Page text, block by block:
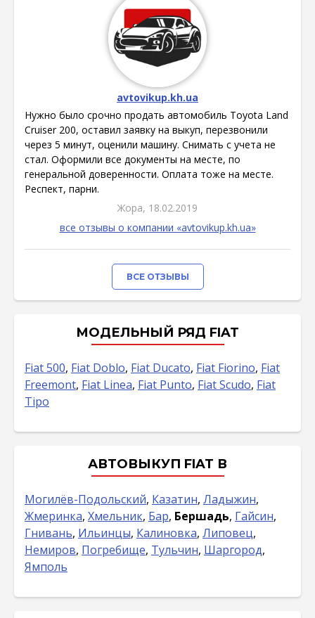
avtovikup.kh.ua
Нужно было срочно продать автомобиль Toyota Land
Cruiser 200, оставил заявку на выкуп, перезвонили
через 5 минут, оценили машину. Снимать с учета не
стал. Оформили все документы на месте, по
генеральной доверенности. Оплата тоже на месте.
Респект, парни.
Жора, 18.02.2019
все отзывы о компании «avtovikup.kh.ua»
ВСЕ ОТЗЫВЫ
МОДЕЛЬНЫЙ РЯД FIAT
Fiat 500, Fiat Doblo, Fiat Ducato, Fiat Fiorino, Fiat
Freemont, Fiat Linea, Fiat Punto, Fiat Scudo, Fiat
Tipo
АВТОВЫКУП FIAT В
Могилёв-Подольский, Казатин, Ладыжин,
Жмеринка, Хмельник, Бар, Бершадь, Гайсин,
Гнивань, Ильинцы, Калиновка, Липовец,
Немиров, Погребище, Тульчин, Шаргород,
Ямполь